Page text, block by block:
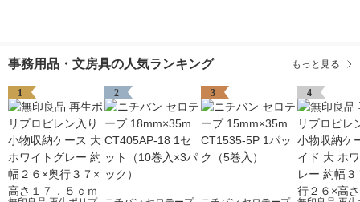
事務用品・文房具の人気ランキング もっと見る
1 2 3 4